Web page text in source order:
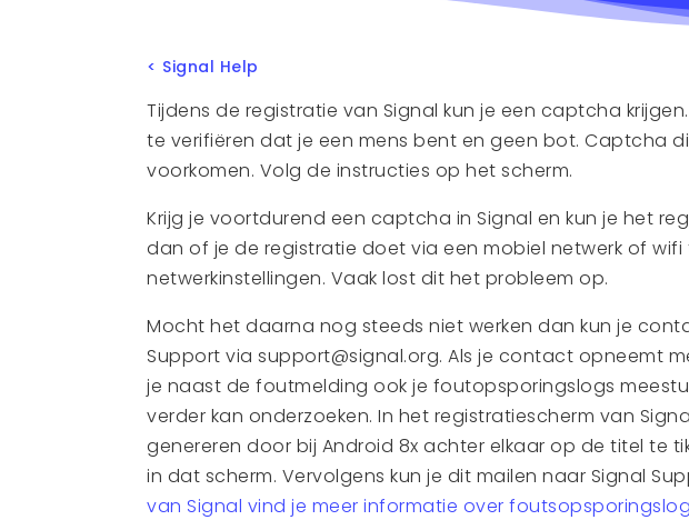
< Signal Help
Tijdens de registratie van Signal kun je een captcha
te verifiëren dat je een mens bent en geen bot. Captcha
voorkomen. Volg de instructies op het scherm.
Krijg je voortdurend een captcha in Signal en kun je het
dan of je de registratie doet via een mobiel netwerk of wifi
netwerkinstellingen. Vaak lost dit het probleem op.
Mocht het daarna nog steeds niet werken dan kun je
Support via support@signal.org. Als je contact opneemt
je naast de foutmelding ook je foutopsporingslogs
verder kan onderzoeken. In het registratiescherm van
genereren door bij Android 8x achter elkaar op de titel te
in dat scherm. Vervolgens kun je dit mailen naar Signal
van Signal vind je meer informatie over